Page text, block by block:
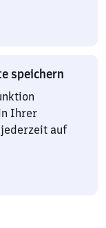
speichern
Ihrer
auf